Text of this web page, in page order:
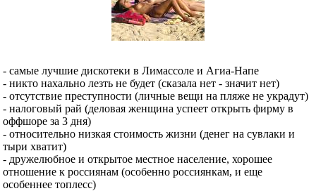
- самые лучшие дискотеки в Лимассоле и Агиа-Напе
- никто нахально лезть не будет (сказала нет - значит нет)
- отсутствие преступности (личные вещи на пляже не украдут)
- налоговый рай (деловая женщина успеет открыть фирму в
оффшоре за 3 дня)
- относительно низкая стоимость жизни (денег на сувлаки и
тыри хватит)
- дружелюбное и открытое местное население, хорошее
отношение к россиянам (особенно россиянкам, и еще
особеннее топлесс)